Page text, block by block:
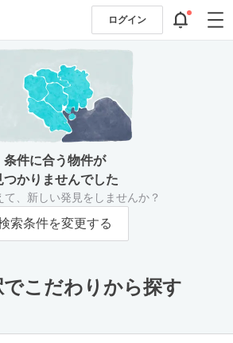
ログイン
条件に合う物件が
つかりませんでした
て、新しい発見をしませんか？
索条件を変更する
でこだわりから探す